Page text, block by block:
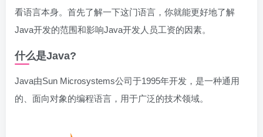
看语言本身。首先了解一下这门语言，你就能更好地了解
Java开发的范围和影响Java开发人员工资的因素。
什么是Java?
Java由Sun Microsystems公司于1995年开发，是一种通用
的、面向对象的编程语言，用于广泛的技术领域。